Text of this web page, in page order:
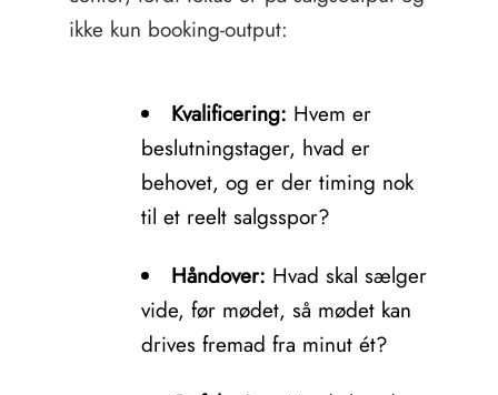
ikke kun booking-output:
Kvalificering: Hvem er
beslutningstager, hvad er
behovet, og er der timing nok
til et reelt salgsspor?
Håndover: Hvad skal sælger
vide, før mødet, så mødet kan
drives fremad fra minut ét?